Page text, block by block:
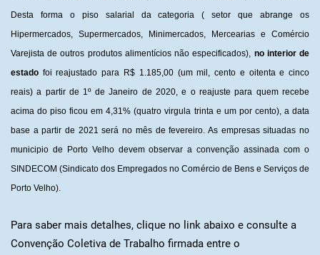
Desta forma o piso salarial da categoria ( setor que abrange os
Hipermercados, Supermercados, Minimercados, Mercearias e Comércio
Varejista de outros produtos alimentícios não especificados), no interior de
estadofoi reajustado para R$ 1.185,00 (um mil, cento e oitenta e cinco
reais) a partir de 1º de Janeiro de 2020, e o reajuste para quem recebe
acima do piso ficou em 4,31% (quatro virgula trinta e um por cento), a data
base a partir de 2021 será no mês de fevereiro. As empresas situadas no
municipio de Porto Velho devem observar a convenção assinada com o
SINDECOM (Sindicato dos Empregados no Comércio de Bens e Serviços de
Porto Velho).
Para saber mais detalhes, clique no link abaixo e consulte a
Convenção Coletiva de Trabalho firmada entre o